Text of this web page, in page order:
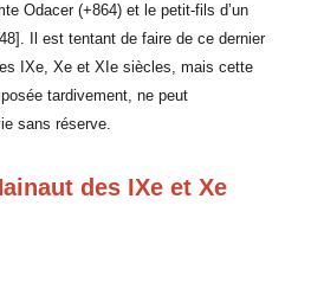
Odacer (+864) et le petit-fils d’un
Il est tentant de faire de ce dernier
IXe, Xe et XIe siècles, mais cette
tardivement, ne peut
sans réserve.
des IXe et Xe